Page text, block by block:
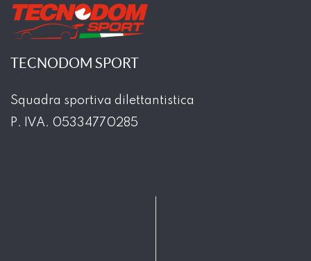
TECNODOM SPORT
Squadra sportiva dilettantistica
P. IVA. 05334770285